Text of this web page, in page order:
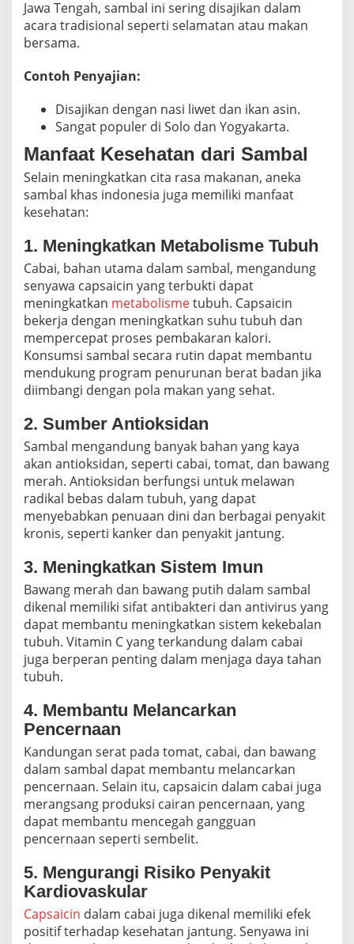
Jawa Tengah, sambal ini sering disajikan dalam
acara tradisional seperti selamatan atau makan
bersama.
Contoh Penyajian:
Disajikan dengan nasi liwet dan ikan asin.
Sangat populer di Solo dan Yogyakarta.
Manfaat Kesehatan dari Sambal
Selain meningkatkan cita rasa makanan, aneka
sambal khas indonesia juga memiliki manfaat
kesehatan:
1. Meningkatkan Metabolisme Tubuh
Cabai, bahan utama dalam sambal, mengandung
senyawa capsaicin yang terbukti dapat
meningkatkan metabolismetubuh. Capsaicin
bekerja dengan meningkatkan suhu tubuh dan
mempercepat proses pembakaran kalori.
Konsumsi sambal secara rutin dapat membantu
mendukung program penurunan berat badan jika
diimbangi dengan pola makan yang sehat.
2. Sumber Antioksidan
Sambal mengandung banyak bahan yang kaya
akan antioksidan, seperti cabai, tomat, dan bawang
merah. Antioksidan berfungsi untuk melawan
radikal bebas dalam tubuh, yang dapat
menyebabkan penuaan dini dan berbagai penyakit
kronis, seperti kanker dan penyakit jantung.
3. Meningkatkan Sistem Imun
Bawang merah dan bawang putih dalam sambal
dikenal memiliki sifat antibakteri dan antivirus yang
dapat membantu meningkatkan sistem kekebalan
tubuh. Vitamin C yang terkandung dalam cabai
juga berperan penting dalam menjaga daya tahan
tubuh.
4. Membantu Melancarkan
Pencernaan
Kandungan serat pada tomat, cabai, dan bawang
dalam sambal dapat membantu melancarkan
pencernaan. Selain itu, capsaicin dalam cabai juga
merangsang produksi cairan pencernaan, yang
dapat membantu mencegah gangguan
pencernaan seperti sembelit.
5. Mengurangi Risiko Penyakit
Kardiovaskular
Capsaicin dalam cabai juga dikenal memiliki efek
positif terhadap kesehatan jantung. Senyawa ini